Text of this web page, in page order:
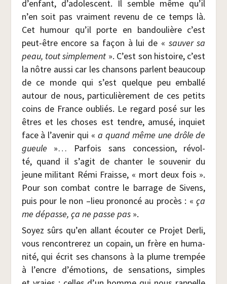
d’enfant, d’adolescent. Il semble même qu’il
n’en soit pas vrai­ment reve­nu de ce temps là.
Cet humour qu’il porte en ban­dou­lière c’est
peut-être encore sa façon à lui de « sau­ver sa
peau, tout sim­ple­ment ». C’est son his­toire, c’est
la nôtre aus­si car les chan­sons parlent beau­coup
de ce monde qui s’est quelque peu embal­lé
autour de nous, par­ti­cu­liè­re­ment de ces petits
coins de France oubliés. Le regard posé sur les
êtres et les choses est tendre, amu­sé, inquiet
face à l’avenir qui « a quand même une drôle de
gueule »… Par­fois sans conces­sion, révol­
té, quand il s’agit de chan­ter le sou­ve­nir du
jeune mili­tant Rémi Fraisse, « mort deux fois ».
Pour son com­bat contre le bar­rage de Sivens,
puis pour le non –lieu pro­non­cé au pro­cès : «ça
me dépasse, ça ne passe pas».
Soyez sûrs qu’en allant écou­ter ce Pro­jet Der­li,
vous ren­con­tre­rez un copain, un frère en huma­
ni­té, qui écrit ses chan­sons à la plume trem­pée
à l’encre d’émotions, de sen­sa­tions, simples